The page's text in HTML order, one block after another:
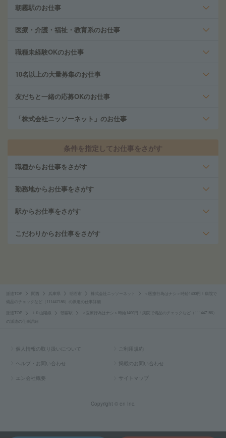
朝霧駅のお仕事
医療・介護・福祉・教育系のお仕事
職種未経験OKのお仕事
10名以上の大量募集のお仕事
友だちと一緒の応募OKのお仕事
「株式会社ニッソーネット」のお仕事
条件を指定してお仕事をさがす
職種からお仕事をさがす
勤務地からお仕事をさがす
駅からお仕事をさがす
こだわりからお仕事をさがす
派遣TOP 関西 兵庫県 明石市 株式会社ニッソーネット
＜医療行為はナシ＞時給1400円！病院で
備品のチェックなど（111447186）の派遣の仕事詳細
派遣TOP ＪＲ山陽線
＜医療行為はナシ＞時給1400円！病院で備品のチェックなど（111447186）
の派遣の仕事詳細
個人情報の取り扱いについて ご利用規約
ヘルプ・お問い合わせ 掲載のお問い合わせ
エン会社概要 サイトマップ
Copyright © en Inc.